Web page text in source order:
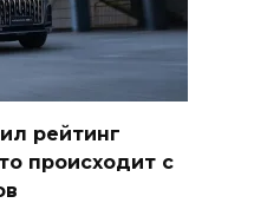
рейтинг
происходит с